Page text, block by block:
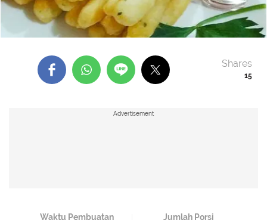
15
Shares
Advertisement
Waktu Pembuatan Jumlah Porsi